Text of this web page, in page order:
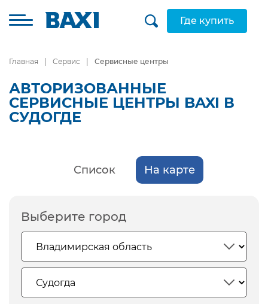
Где купить
Главная Сервис Сервисные центры
АВТОРИЗОВАННЫЕ
СЕРВИСНЫЕ ЦЕНТРЫ BAXI В
СУДОГДЕ
Список На карте
Выберите город